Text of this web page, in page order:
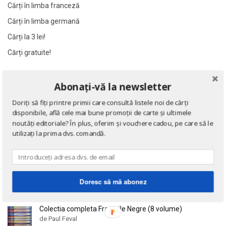
Al James
Al. Alexianu
Al. Caprariu
Al. Dumitrescu
Alain Bombard
Alain Danielou
Alain Lallemand
Alain Lesage
Alan Dean Foster
Al James
Al. Alexianu
Al. Caprariu
Al. Dumitrescu
Alain Bombard
Alain Danielou
Alain Lallemand
Alain Lesage
Alan Dean Foster
Cărți în limba franceză
Cărți în limba germană
Cărți la 3 lei!
Cărți gratuite!
Eseuri
de Emil Cioran
Doctrina sau Cele patru carti clasice ale Chinei
Colectia completa Fracurile Negre (8 volume)
de Paul Feval
Abonați-vă la newsletter
Doriți să fiți printre primii care consultă listele noi de cărți
disponibile, află cele mai bune promoții de carte și ultimele
noutăți editoriale? În plus, oferim și vouchere cadou, pe care să le
utilizați la prima dvs. comandă.
Doresc să mă abonez